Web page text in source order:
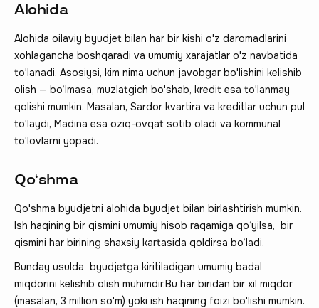
Alohida
Alohida oilaviy byudjet bilan har bir kishi o'z daromadlarini
xohlagancha boshqaradi va umumiy xarajatlar o'z navbatida
to'lanadi. Asosiysi, kim nima uchun javobgar bo'lishini kelishib
olish — bo‘lmasa, muzlatgich bo'shab, kredit esa to'lanmay
qolishi mumkin. Masalan, Sardor kvartira va kreditlar uchun pul
to'laydi, Madina esa oziq-ovqat sotib oladi va kommunal
to'lovlarni yopadi.
Qo‘shma
Qo'shma byudjetni alohida byudjet bilan birlashtirish mumkin.
Ish haqining bir qismini umumiy hisob raqamiga qo‘yilsa, bir
qismini har birining shaxsiy kartasida qoldirsa bo‘ladi.
Bunday usulda byudjetga kiritiladigan umumiy badal
miqdorini kelishib olish muhimdir.Bu har biridan bir xil miqdor
(masalan, 3 million so'm) yoki ish haqining foizi bo'lishi mumkin.